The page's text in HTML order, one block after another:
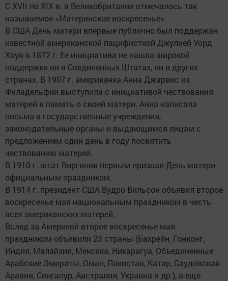
С XVII по XIX в. в Великобритании отмечалось так
называемое «Материнское воскресенье».
В США День матери впервые публично был поддержан
известной американской пацифисткой Джулией Уорд
Хоув в 1872 г. Ее инициатива не нашла широкой
поддержки ни в Соединенных Штатах, ни в других
странах. В 1907 г. американка Анна Джарвис из
Филадельфии выступила с инициативой чествования
матерей в память о своей матери. Анна написала
письма в государственные учреждения,
законодательные органы и выдающимся лицам с
предложением один день в году посвятить
чествованию матерей.
В 1910 г. штат Виргиния первым признал День матери
официальным праздником.
В 1914 г. президент США Вудро Вильсон объявил второе
воскресенье мая национальным праздником в честь
всех американских матерей.
Вслед за Америкой второе воскресенье мая
праздником объявили 23 страны (Бахрейн, Гонконг,
Индия, Малайзия, Мексика, Никарагуа, Объединенные
Арабские Эмираты, Оман, Пакистан, Катар, Саудовская
Аравия, Сингапур, Австралия, Украина и др.), а еще